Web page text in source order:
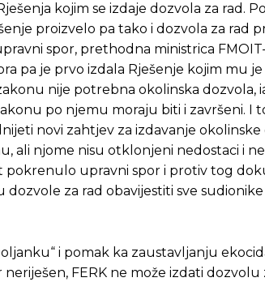
Pusti
se zahvalimo što ste odlučili da pustite
Pusti
se zahvalimo što ste odlučili da pustite
kojim se izdaje dozvola za rad.
proizvelo pa tako i dozvola za rad
spor, prethodna ministrica
pa je prvo izdala Rješenje kojim mu
nije potrebna okolinska dozvola,
po njemu moraju biti i završeni. I
novi zahtjev za izdavanje
ali njome nisu otklonjeni nedostaci i
upravni spor i protiv tog
za rad obavijestiti sve
i pomak ka zaustavljanju
FERK ne može izdati dozvolu